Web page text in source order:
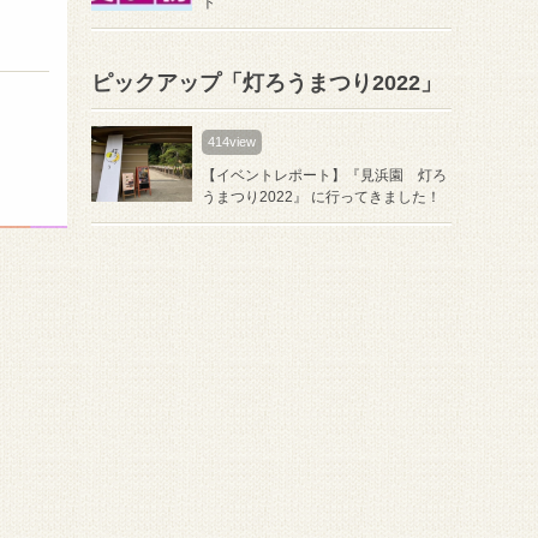
ピックアップ「灯ろうまつり2022」
414view
【イベントレポート】『見浜園 灯ろ
うまつり2022』 に行ってきました！